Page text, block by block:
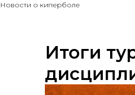
Новости о киперболе
Итоги